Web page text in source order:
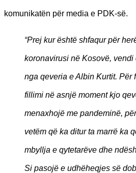
komunikatën për media e PDK-së.
“Prej kur është shfaqur për
koronavirusi në Kosovë, vendi
nga qeveria e Albin Kurtit. Për
fillimi në asnjë moment kjo
menaxhojë me pandeminë,
vetëm që ka ditur ta marrë ka
mbyllja e qytetarëve dhe
Si pasojë e udhëheqjes së